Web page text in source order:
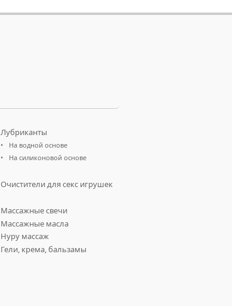
Лубриканты
На водной основе
На силиконовой основе
Очистители для секс игрушек
Массажные свечи
Массажные масла
Нуру массаж
Гели, крема, бальзамы